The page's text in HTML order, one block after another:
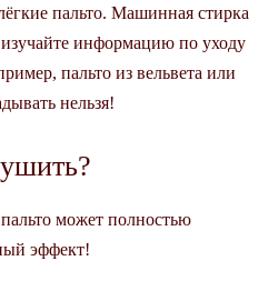
пальто. Машинная стирка
изучайте информацию по уходу
пальто из вельвета или
нельзя!
может полностью
эффект!